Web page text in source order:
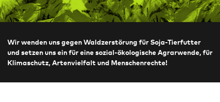
Wir wenden uns gegen Waldzerstörung für Soja-Tierfutter
und setzen uns ein für eine sozial-ökologische Agrarwende, für
Klimaschutz, Artenvielfalt und Menschenrechte!